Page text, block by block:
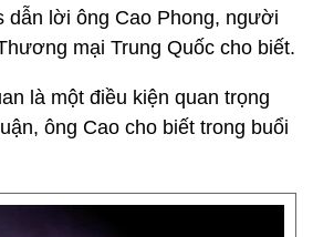
dẫn lời ông Cao Phong, người
mại Trung Quốc cho biết.
là một điều kiện quan trọng
ông Cao cho biết trong buổi